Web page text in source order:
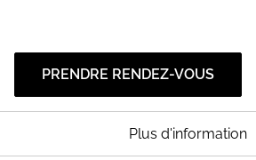
PRENDRE RENDEZ-VOUS
Plus d'information